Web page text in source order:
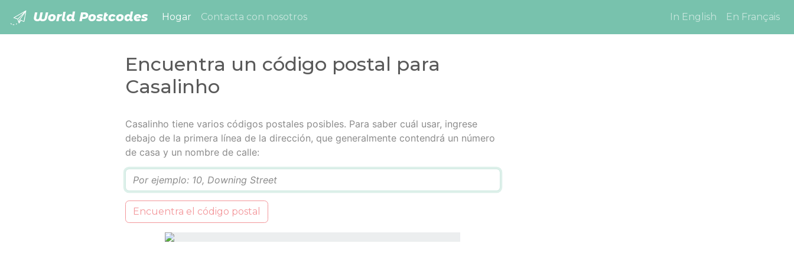
World Postcodes Hogar (current)
Contacta con nosotros In English En Français
Encuentra un código postal para
Casalinho
Casalinho tiene varios códigos postales posibles. Para saber cuál usar, ingrese
debajo de la primera línea de la dirección, que generalmente contendrá un número
de casa y un nombre de calle:
Encuentra el código postal